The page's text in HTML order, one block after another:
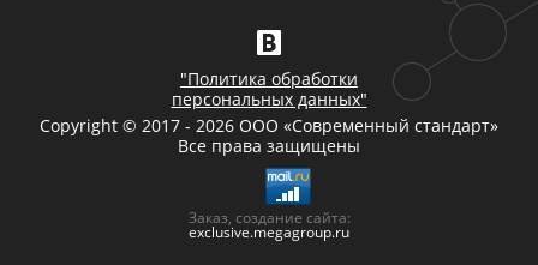
"Политика обработки
персональных данных"
Copyright © 2017 - 2026 ООО «Современный стандарт»
Все права защищены
Заказ, создание сайта:
exclusive.megagroup.ru